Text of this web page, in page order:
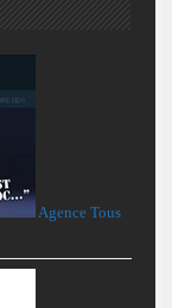
Agence Tous